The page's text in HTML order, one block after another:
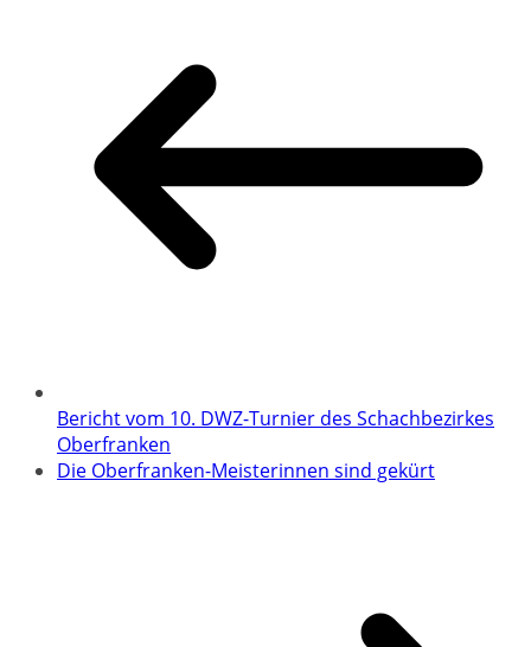
Bericht vom 10. DWZ-Turnier des Schachbezirkes
Oberfranken
Die Oberfranken-Meisterinnen sind gekürt